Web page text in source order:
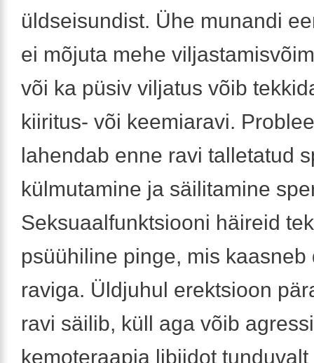
üldseisundist. Ühe munandi
ei mõjuta mehe
või ka püsiv viljatus võib
kiiritus- või keemiaravi.
lahendab enne ravi talletatud
külmutamine ja säilitamine
Seksuaalfunktsiooni häireid
psüühiline pinge, mis kaasneb
raviga. Üldjuhul erektsioon
ravi säilib, küll aga võib
kemoteraapia libiidot